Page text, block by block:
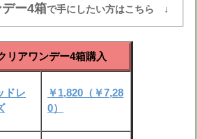
ー4箱で手にしたい方はこちら ↓
リアワンデー4箱購入
ドレ
￥1,820（￥7,28
0）